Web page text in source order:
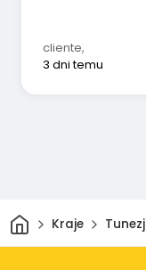
cliente,
3 dni temu
DomKraje